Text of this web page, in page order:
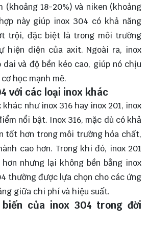
(khoảng 18-20%) và niken (khoảng
này giúp inox 304 có khả năng
trội, đặc biệt là trong môi trường
hiện diện của axit. Ngoài ra, inox
và độ bền kéo cao, giúp nó chịu
học mạnh mẽ.
với các loại inox khác
như inox 316 hay inox 201, inox
nổi bật. Inox 316, mặc dù có khả
tốt hơn trong môi trường hóa chất,
cao hơn. Trong khi đó, inox 201
nhưng lại không bền bằng inox
thường được lựa chọn cho các ứng
giữa chi phí và hiệu suất.
của inox 304 trong đời